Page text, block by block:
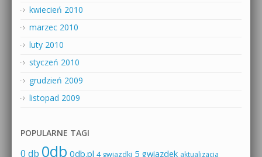
kwiecień 2010
marzec 2010
luty 2010
styczeń 2010
grudzień 2009
listopad 2009
POPULARNE TAGI
0 db 0db 0db.pl 4 gwiazdki 5 gwiazdek aktualizacja